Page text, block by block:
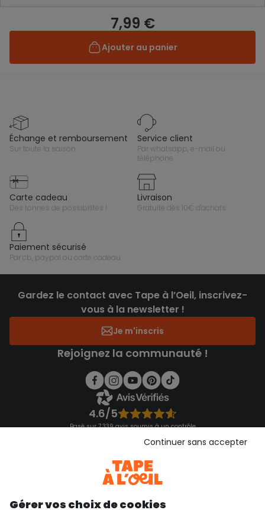
7,99 €
Ajouter au panier
échange et remboursement
sur toute la saison
service client
par whatsapp, e-mail ou
téléphone
carte cadeau
des tonnes de possibilités !
livraison
gratuite dès 10€ d'achats
paiement sécurisé
par cb, paypal ou carte cadeau
Gardez le contact avec Tape à l’Oeil, inscrivez-
vous à la newsletter !
Je m'inscris
Rejoignez la communauté !
4.6/5
Basé sur 7 339 avis soumis à un contrôle
Consulter les CGU
Gérer vos choix de cookies
Continuer sans accepter